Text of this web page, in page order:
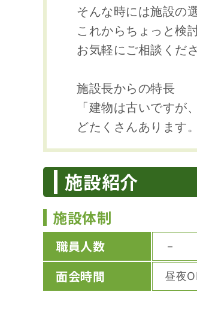
そんな時には施設の
これからちょっと検
お気軽にご相談くだ
施設長からの特長
「建物は古いです
どたくさんあります。
施設紹介
施設体制
職員人数 －
面会時間 昼夜